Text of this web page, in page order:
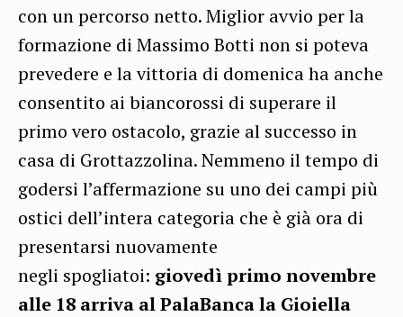
con un percorso netto. Miglior avvio per la
formazione di Massimo Botti non si poteva
prevedere e la vittoria di domenica ha anche
consentito ai biancorossi di superare il
primo vero ostacolo, grazie al successo in
casa di Grottazzolina. Nemmeno il tempo di
godersi l’affermazione su uno dei campi più
ostici dell’intera categoria che è già ora di
presentarsi nuovamente
negli spogliatoi: giovedì primo novembre
alle 18 arriva al PalaBanca la Gioiella